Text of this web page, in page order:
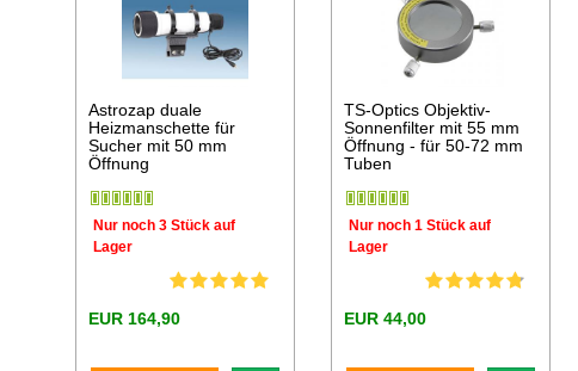
Astrozap duale
Heizmanschette für
Sucher mit 50 mm
Öffnung
Nur noch 3 Stück auf
Lager
EUR 164,90
TS-Optics Objektiv-
Sonnenfilter mit 55 mm
Öffnung - für 50-72 mm
Tuben
Nur noch 1 Stück auf
Lager
EUR 44,00